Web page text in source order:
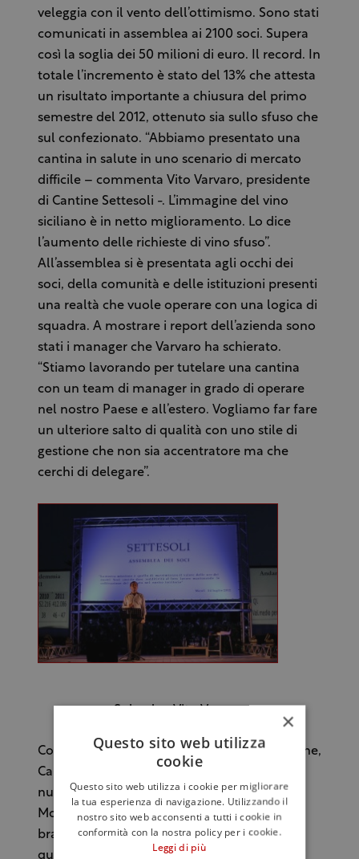
veleggia con il vento dell’ottimismo. Sono stati
comunicati in assemblea ai 2100 soci. Supera
così la soglia dei 50 milioni di euro. Il record. In
totale l’incremento è stato del 13% che attesta
un risultato importante a chiusura del primo
semestre del 2012, ottenuto sia sullo sfuso che
sul confezionato. “Abbiamo presentato una
cantina in salute in uno scenario di mercato
difficile – commenta Vito Varvaro, presidente
di Cantine Settesoli -. L’immagine del vino
siciliano è in netto miglioramento. Lo dice
l’aumento delle richieste di vino sfuso”.
All’assemblea si è presentata agli occhi dei
soci, della comunità e delle istituzioni presenti
una realtà che vuole operare con una logica di
squadra. A mostrare i report dell’azienda sono
stati i manager che Varvaro ha schierato.
“Stiamo lavorando per tutelare una cantina
con un team di manager in grado di operare
nel nostro Paese e all’estero. Vogliamo far fare
un ulteriore salto di qualità con uno stile di
gestione che non sia accentratore ma che
cerchi di delegare”.
Con questo rinnovato spirito di organizzazione,
Cantine Settesoli si accinge a conquistare
nuove frontiere: Usa, Cina, Russia e Brasile.
Mondi che si aggiungono a quelli dove già il
brand è forte, ben 40 nazioni, ai
qualipresenterà la Sicilia attraverso gli
×
Questo sito web utilizza
cookie
Questo sito web utilizza i cookie per migliorare
la tua esperienza di navigazione. Utilizzando il
nostro sito web acconsenti a tutti i cookie in
conformità con la nostra policy per i cookie.
Leggi di più